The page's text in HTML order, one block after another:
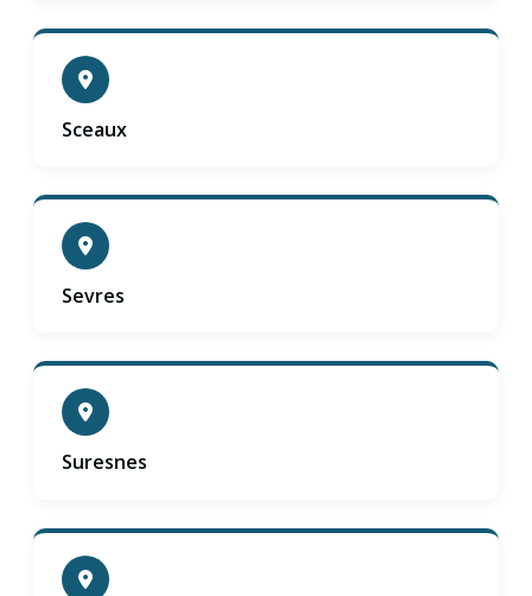
Sceaux
Sevres
Suresnes